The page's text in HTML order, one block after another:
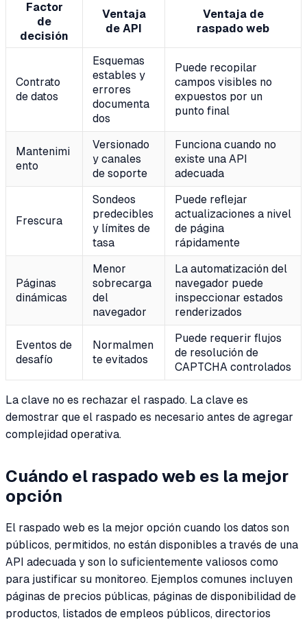
Factor
de
decisión
Ventaja
de API
Ventaja de
raspado web
Contrato
de datos
Esquemas
estables y
errores
documenta
dos
Puede recopilar
campos visibles no
expuestos por un
punto final
Mantenimi
ento
Versionado
y canales
de soporte
Funciona cuando no
existe una API
adecuada
Frescura
Sondeos
predecibles
y límites de
tasa
Puede reflejar
actualizaciones a nivel
de página
rápidamente
Páginas
dinámicas
Menor
sobrecarga
del
navegador
La automatización del
navegador puede
inspeccionar estados
renderizados
Eventos de
desafío
Normalmen
te evitados
Puede requerir flujos
de resolución de
CAPTCHA controlados
La clave no es rechazar el raspado. La clave es
demostrar que el raspado es necesario antes de agregar
complejidad operativa.
Cuándo el raspado web es la mejor
opción
El raspado web es la mejor opción cuando los datos son
públicos, permitidos, no están disponibles a través de una
API adecuada y son lo suficientemente valiosos como
para justificar su monitoreo. Ejemplos comunes incluyen
páginas de precios públicas, páginas de disponibilidad de
productos, listados de empleos públicos, directorios